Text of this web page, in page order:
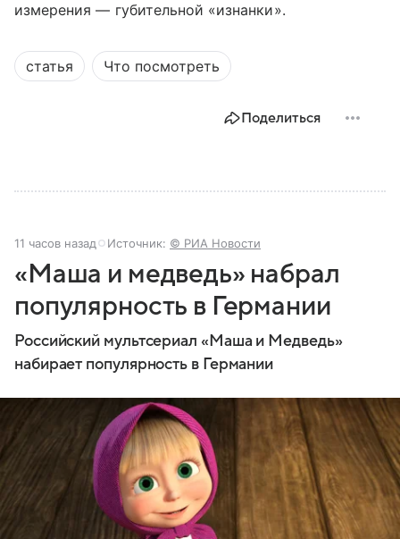
измерения — губительной «изнанки».
статья Что посмотреть
Поделиться
11 часов назад Источник: © РИА Новости
«Маша и медведь» набрал
популярность в Германии
Российский мультсериал «Маша и Медведь»
набирает популярность в Германии